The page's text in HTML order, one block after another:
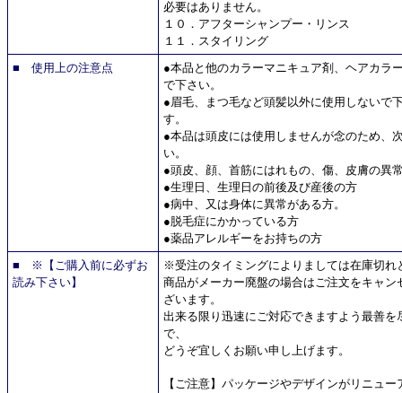
必要はありません。
１０．アフターシャンプー・リンス
１１．スタイリング
■ 使用上の注意点
●本品と他のカラーマニキュア剤、ヘアカラ
で下さい。
●眉毛、まつ毛など頭髪以外に使用しないで
す。
●本品は頭皮には使用しませんが念のため、
い。
●頭皮、顔、首筋にはれもの、傷、皮膚の異
●生理日、生理日の前後及び産後の方
●病中、又は身体に異常がある方。
●脱毛症にかかっている方
●薬品アレルギーをお持ちの方
■ ※【ご購入前に必ずお
読み下さい】
※受注のタイミングによりましては在庫切れ
商品がメーカー廃盤の場合はご注文をキャン
ざいます。
出来る限り迅速にご対応できますよう最善を
で、
どうぞ宜しくお願い申し上げます。
【ご注意】パッケージやデザインがリニュ